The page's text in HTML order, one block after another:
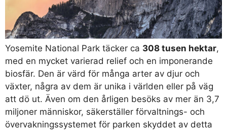
Yosemite National Park täcker ca 308 tusen hektar,
med en mycket varierad relief och en imponerande
biosfär. Den är värd för många arter av djur och
växter, några av dem är unika i världen eller på väg
att dö ut. Även om den årligen besöks av mer än 3,7
miljoner människor, säkerställer förvaltnings- och
övervakningssystemet för parken skyddet av detta